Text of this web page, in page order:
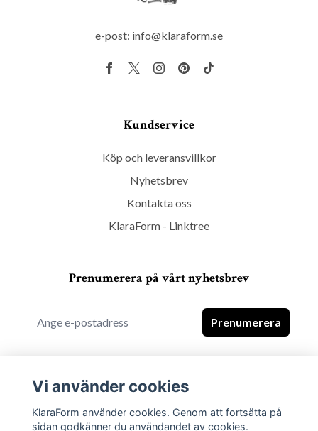
e-post: info@klaraform.se
Kundservice
Köp och leveransvillkor
Nyhetsbrev
Kontakta oss
KlaraForm - Linktree
Prenumerera på vårt nyhetsbrev
Prenumerera
Vi använder cookies
KlaraForm använder cookies. Genom att fortsätta på
sidan godkänner du användandet av cookies.